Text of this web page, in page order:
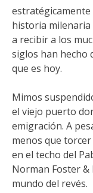
historia
a recibir a los
siglos han hecho
que es hoy.
Mimos
el viejo puerto
emigración. A
menos que
en el techo del
Norman Foster
mundo del revés.